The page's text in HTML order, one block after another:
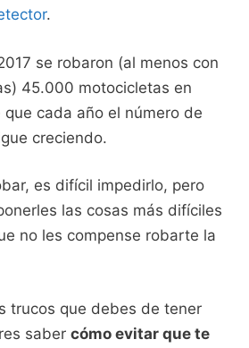
.
se robaron (al menos con
45.000 motocicletas en
que cada año el número de
creciendo.
es difícil impedirlo, pero
las cosas más difíciles
no les compense robarte la
trucos que debes de tener
saber cómo evitar que te